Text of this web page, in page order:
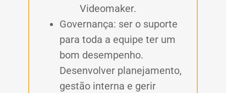
Videomaker.
Governança: ser o suporte
para toda a equipe ter um
bom desempenho.
Desenvolver planejamento,
gestão interna e gerir